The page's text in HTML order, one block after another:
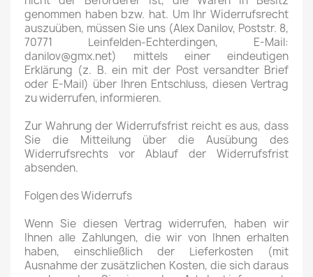
genommen haben bzw. hat. Um Ihr Widerrufsrecht
auszuüben, müssen Sie uns (Alex Danilov, Poststr. 8,
70771 Leinfelden-Echterdingen, E-Mail:
danilov@gmx.net) mittels einer eindeutigen
Erklärung (z. B. ein mit der Post versandter Brief
oder E-Mail) über Ihren Entschluss, diesen Vertrag
zu widerrufen, informieren.
Zur Wahrung der Widerrufsfrist reicht es aus, dass
Sie die Mitteilung über die Ausübung des
Widerrufsrechts vor Ablauf der Widerrufsfrist
absenden.
Folgen des Widerrufs
Wenn Sie diesen Vertrag widerrufen, haben wir
Ihnen alle Zahlungen, die wir von Ihnen erhalten
haben, einschließlich der Lieferkosten (mit
Ausnahme der zusätzlichen Kosten, die sich daraus